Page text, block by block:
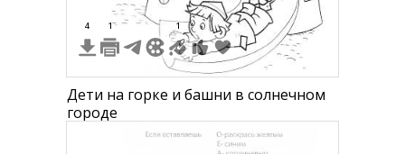
4 1 1
Дети на горке и башни в солнечном
городе